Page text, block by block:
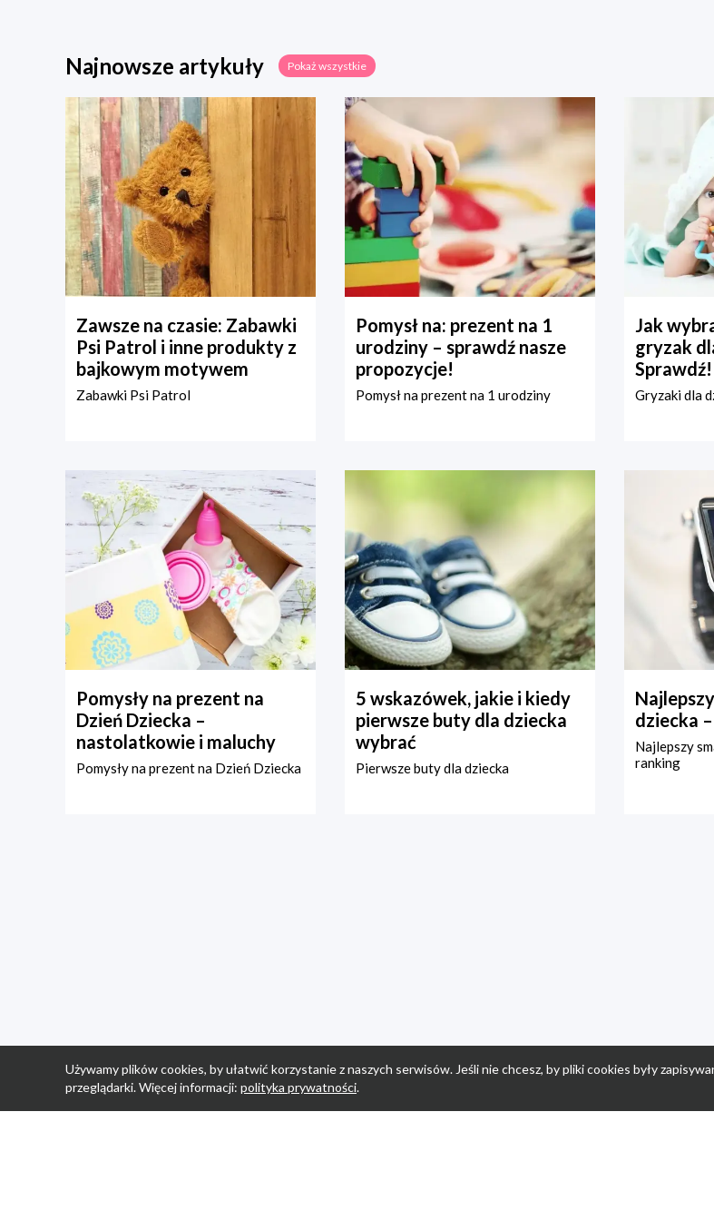
Najnowsze artykuły Pokaż wszystkie
Zawsze na czasie: Zabawki
Psi Patrol i inne produkty z
bajkowym motywem
Zabawki Psi Patrol
Pomysł na: prezent na 1
urodziny – sprawdź nasze
propozycje!
Pomysł na prezent na 1 urodziny
Jak
gryzak
Sprawdź!
Gryzaki dla
Pomysły na prezent na
Dzień Dziecka –
nastolatkowie i maluchy
Pomysły na prezent na Dzień Dziecka
5 wskazówek, jakie i kiedy
pierwsze buty dla dziecka
wybrać
Pierwsze buty dla dziecka
dziecka
Najlepszy
ranking
Używamy plików cookies, by ułatwić korzystanie z naszych serwisów. Jeśli nie chcesz, by pliki cookies były
przeglądarki. Więcej informacji: polityka prywatności.